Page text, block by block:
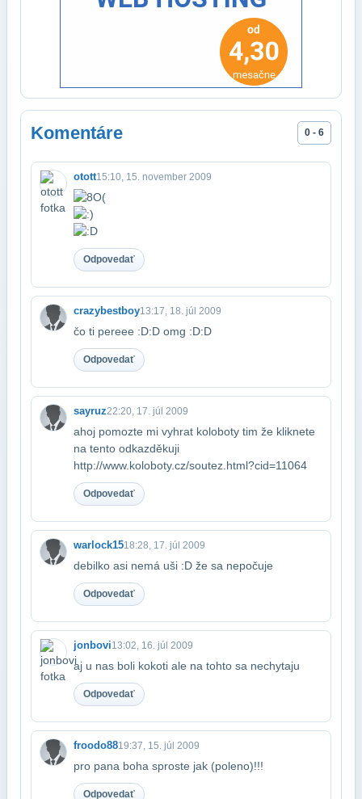
Komentáre 0 - 6
otott15:10, 15. november 2009
Odpovedať
crazybestboy13:17, 18. júl 2009
čo ti pereee :D:D omg :D:D
Odpovedať
sayruz22:20, 17. júl 2009
ahoj pomozte mi vyhrat koloboty tim že kliknete
na tento odkaz​děkuji
http://www.koloboty.cz/soutez.html?cid=11064
Odpovedať
warlock1518:28, 17. júl 2009
debilko asi nemá uši :D že sa nepočuje
Odpovedať
jonbovi13:02, 16. júl 2009
aj u nas boli kokoti ale na tohto sa nechytaju
Odpovedať
froodo8819:37, 15. júl 2009
pro pana boha sproste jak (poleno)!!!
Odpovedať